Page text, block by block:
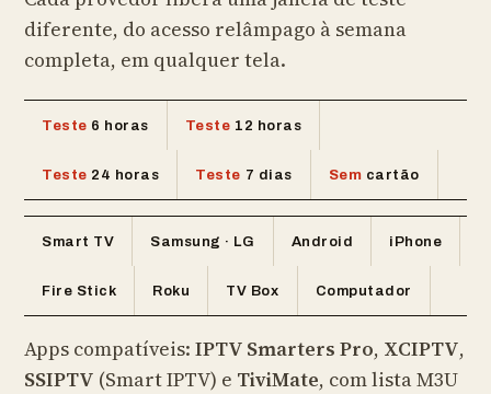
diferente, do acesso relâmpago à semana
completa, em qualquer tela.
Teste 6 horas Teste 12 horas
Teste 24 horas Teste 7 dias Sem cartão
Smart TV Samsung · LG Android iPhone
Fire Stick Roku TV Box Computador
Apps compatíveis: IPTV Smarters Pro, XCIPTV,
SSIPTV (Smart IPTV) e TiviMate, com lista M3U